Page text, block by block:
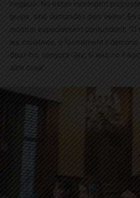
negació. No estan incomplint
grups, sinó demandes dels veïns”. En
mostrat especialment contundent: “O
les iniciatives, o formalment li
deixi-ho, senyora Gay; si això no li
altra cosa”.